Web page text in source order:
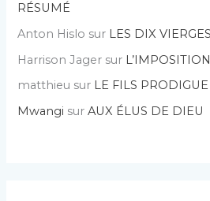
RÉSUMÉ
Anton Hislo sur LES DIX VIERGES
Harrison Jager sur
matthieu sur LE FILS PRODIGUE
Mwangi surAUX ÉLUS DE DIEU